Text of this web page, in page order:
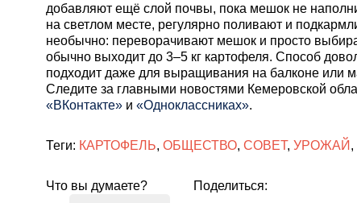
добавляют ещё слой почвы, пока мешок не
на светлом месте, регулярно поливают и
необычно: переворачивают мешок и просто
обычно выходит до 3–5 кг картофеля. Способ
подходит даже для выращивания на балконе или
Cледите за главными новостями Кемеровской
«ВКонтакте» и «Одноклассниках».
Теги: КАРТОФЕЛЬ, ОБЩЕСТВО, СОВЕТ, УРОЖАЙ ,
Что вы думаете? Поделиться: